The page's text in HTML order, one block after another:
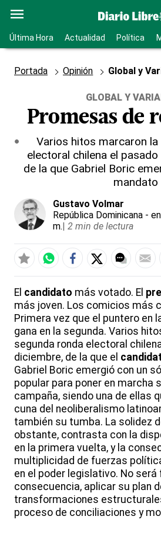
Última Hora Actualidad Política
Portada Opinión Global y
GLOBAL Y
Promesas de
Varios hitos marcaron
electoral chilena el
de la que Gabriel Boric
mandato
Gustavo Volmar
República Dominicana -
m.| 2 min de lectura
El candidato más votado. El
más joven. Los comicios más
Primera vez que el puntero en
gana en la segunda. Varios
segunda ronda electoral
diciembre, de la que el
Gabriel Boric emergió con un
popular para poner en marcha
campaña, siendo una de ellas
cuna del neoliberalismo
también su tumba. La solidez
obstante, contrasta con la
en la primera vuelta, y la
multiplicidad de fuerzas
en el poder legislativo. No será
consecuencia, aplicar su plan
transformaciones
proceso de conciliaciones y